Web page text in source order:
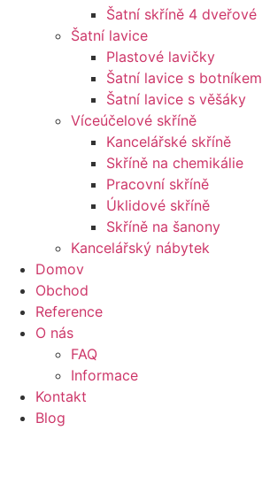
Šatní skříně 4 dveřové
Šatní lavice
Plastové lavičky
Šatní lavice s botníkem
Šatní lavice s věšáky
Víceúčelové skříně
Kancelářské skříně
Skříně na chemikálie
Pracovní skříně
Úklidové skříně
Skříně na šanony
Kancelářský nábytek
Domov
Obchod
Reference
O nás
FAQ
Informace
Kontakt
Blog